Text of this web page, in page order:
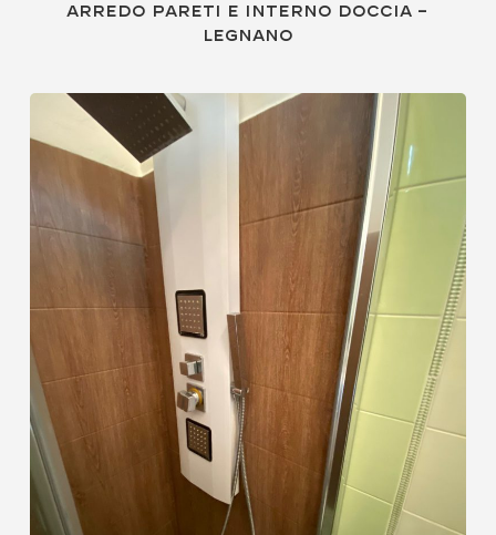
arredo pareti e interno doccia –
Legnano